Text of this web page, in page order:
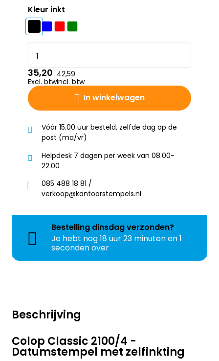
Beschrijving
Colop Classic 2100/4 -
Datumstempel met zelfinkting
Kleur inkt
In winkelwagen
35,20
Excl. btw
42,59
Incl. btw
Vóór 15.00 uur besteld, zelfde dag op de
post (ma/vr)
Helpdesk 7 dagen per week van 08.00-
22.00
085 488 18 81 /
verkoop@kantoorstempels.nl
Bestelling dinsdagverzonden?
Je hebt nog18 uur 22 minuten en 59
seconden over